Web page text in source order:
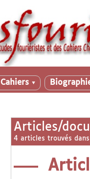
Cahiers ▼
Articles/
4 articles trouvés